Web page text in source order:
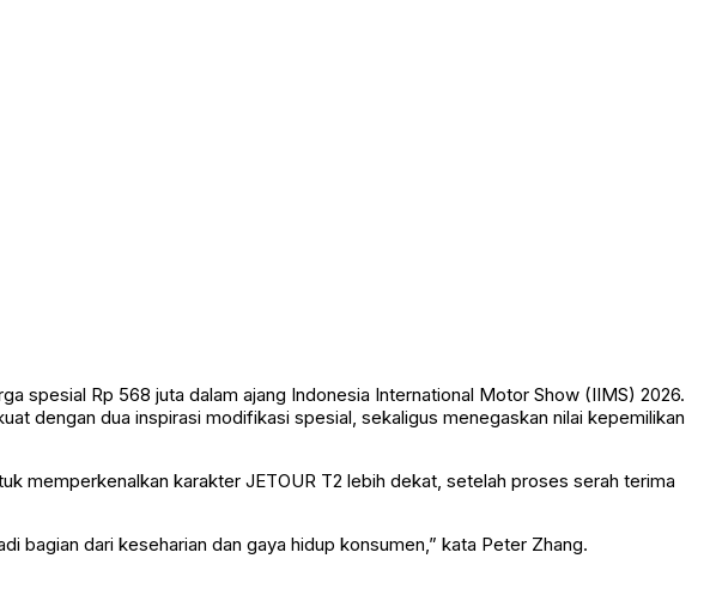
spesial Rp 568 juta dalam ajang Indonesia International Motor Show (IIMS) 2026.
dengan dua inspirasi modifikasi spesial, sekaligus menegaskan nilai kepemilikan
memperkenalkan karakter JETOUR T2 lebih dekat, setelah proses serah terima
bagian dari keseharian dan gaya hidup konsumen,” kata Peter Zhang.